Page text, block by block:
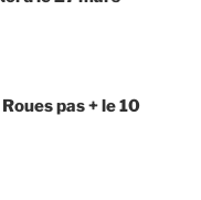
pas + le 10